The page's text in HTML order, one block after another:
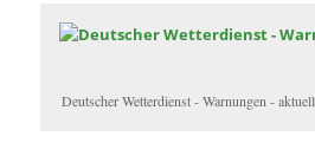
Deutscher Wetterdienst - Warnungen - aktuell